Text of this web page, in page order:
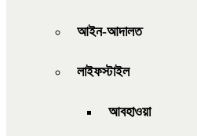
আইন-আদালত
লাইফস্টাইল
আবহাওয়া